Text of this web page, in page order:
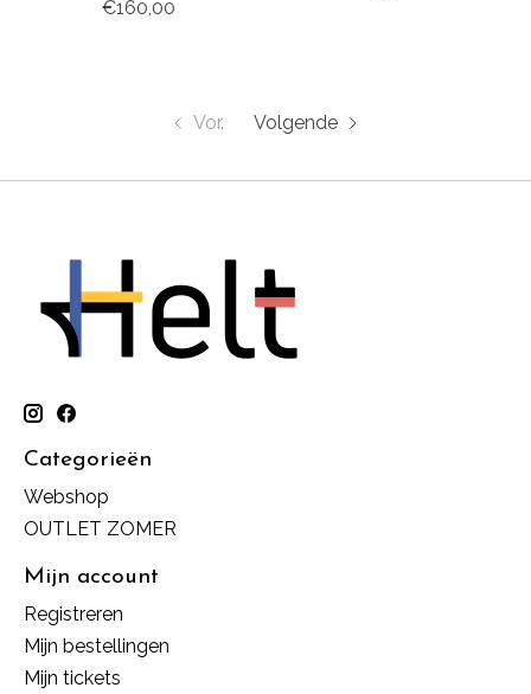
€160,00
Vor. Volgende
Categorieën
Webshop
OUTLET ZOMER
Mijn account
Registreren
Mijn bestellingen
Mijn tickets